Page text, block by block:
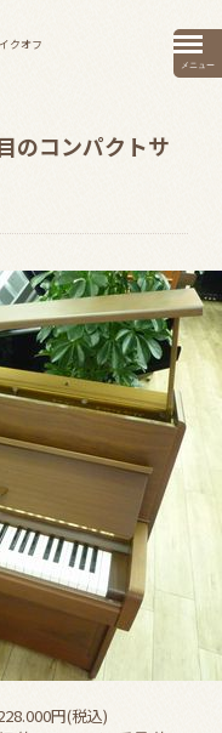
クオフ
メニュー
のコンパクトサ
円(税込)